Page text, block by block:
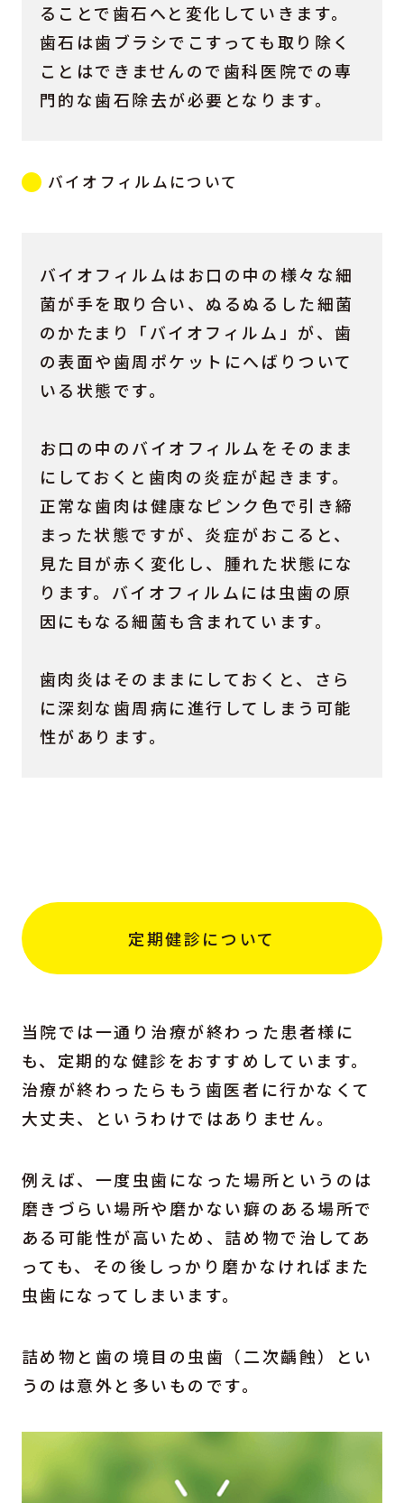
ることで歯石へと変化していきます。
歯石は歯ブラシでこすっても取り除く
ことはできませんので歯科医院での専
門的な歯石除去が必要となります。
バイオフィルムについて
バイオフィルムはお口の中の様々な細
菌が手を取り合い、ぬるぬるした細菌
のかたまり「バイオフィルム」が、歯
の表面や歯周ポケットにへばりついて
いる状態です。
お口の中のバイオフィルムをそのまま
にしておくと歯肉の炎症が起きます。
正常な歯肉は健康なピンク色で引き締
まった状態ですが、炎症がおこると、
見た目が赤く変化し、腫れた状態にな
ります。バイオフィルムには虫歯の原
因にもなる細菌も含まれています。
歯肉炎はそのままにしておくと、さら
に深刻な歯周病に進行してしまう可能
性があります。
定期健診について
当院では一通り治療が終わった患者様に
も、定期的な健診をおすすめしています。
治療が終わったらもう歯医者に行かなくて
大丈夫、というわけではありません。
例えば、一度虫歯になった場所というのは
磨きづらい場所や磨かない癖のある場所で
ある可能性が高いため、詰め物で治してあ
っても、その後しっかり磨かなければまた
虫歯になってしまいます。
詰め物と歯の境目の虫歯（二次齲蝕）とい
うのは意外と多いものです。